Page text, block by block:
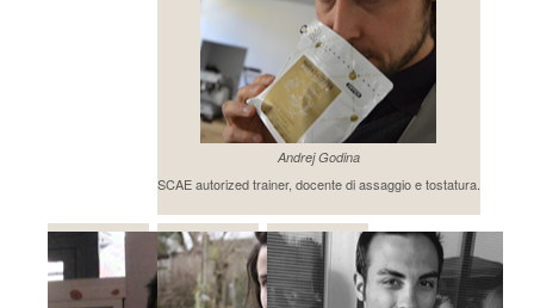
Andrej Godina
SCAE autorized trainer, docente di assaggio e tostatura.